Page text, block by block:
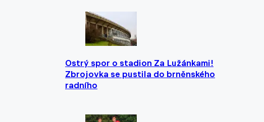
Ostrý spor o stadion Za Lužánkami!
Zbrojovka se pustila do brněnského
radního